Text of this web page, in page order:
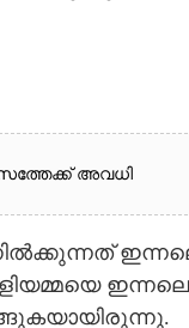
അവധി
ഇന്നലെ